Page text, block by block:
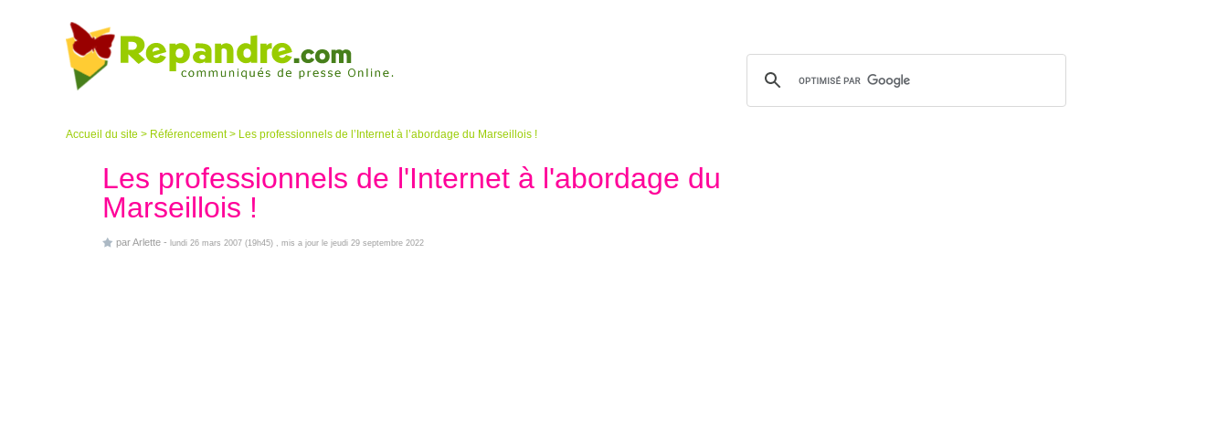
Accueil du site > Référencement> Les professionnels de l’Internet à l’abordage du Marseillois !
Les professionnels de l'Internet à l'abordage du
Marseillois !
parArlette - lundi 26 mars 2007 (19h45) , mis a jour le jeudi 29 septembre 2022